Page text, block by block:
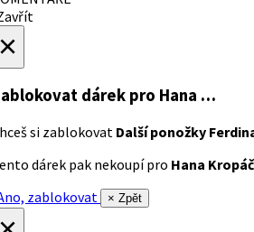
dárek pro Hana …
si zablokovat Další ponožky
dárek pak nekoupí pro Hana
zablokovat
× Zpět